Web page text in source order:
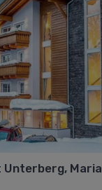
Maria